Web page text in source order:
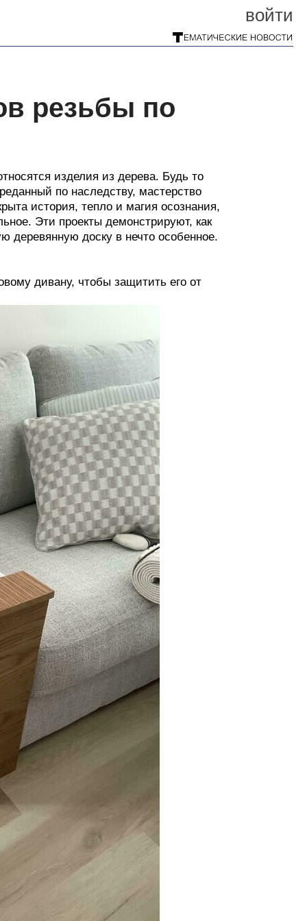
войти
резьбы по
изделия из дерева. Будь то
по наследству, мастерство
история, тепло и магия осознания,
Эти проекты демонстрируют, как
деревянную доску в нечто особенное.
дивану, чтобы защитить его от